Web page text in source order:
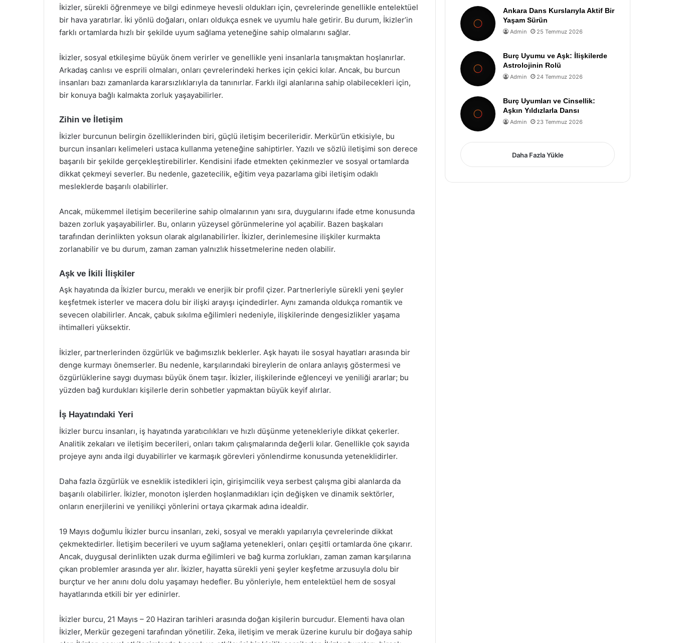
İkizler, sürekli öğrenmeye ve bilgi edinmeye hevesli oldukları için, çevrelerinde genellikle entelektüel
bir hava yaratırlar. İki yönlü doğaları, onları oldukça esnek ve uyumlu hale getirir. Bu durum, İkizler’in
farklı ortamlarda hızlı bir şekilde uyum sağlama yeteneğine sahip olmalarını sağlar.
İkizler, sosyal etkileşime büyük önem verirler ve genellikle yeni insanlarla tanışmaktan hoşlanırlar.
Arkadaş canlısı ve esprili olmaları, onları çevrelerindeki herkes için çekici kılar. Ancak, bu burcun
insanları bazı zamanlarda kararsızlıklarıyla da tanınırlar. Farklı ilgi alanlarına sahip olabilecekleri için,
bir konuya bağlı kalmakta zorluk yaşayabilirler.
Zihin ve İletişim
İkizler burcunun belirgin özelliklerinden biri, güçlü iletişim becerileridir. Merkür’ün etkisiyle, bu
burcun insanları kelimeleri ustaca kullanma yeteneğine sahiptirler. Yazılı ve sözlü iletişimi son derece
başarılı bir şekilde gerçekleştirebilirler. Kendisini ifade etmekten çekinmezler ve sosyal ortamlarda
dikkat çekmeyi severler. Bu nedenle, gazetecilik, eğitim veya pazarlama gibi iletişim odaklı
mesleklerde başarılı olabilirler.
Ancak, mükemmel iletişim becerilerine sahip olmalarının yanı sıra, duygularını ifade etme konusunda
bazen zorluk yaşayabilirler. Bu, onların yüzeysel görünmelerine yol açabilir. Bazen başkaları
tarafından derinlikten yoksun olarak algılanabilirler. İkizler, derinlemesine ilişkiler kurmakta
zorlanabilir ve bu durum, zaman zaman yalnızlık hissetmelerine neden olabilir.
Aşk ve İkili İlişkiler
Aşk hayatında da İkizler burcu, meraklı ve enerjik bir profil çizer. Partnerleriyle sürekli yeni şeyler
keşfetmek isterler ve macera dolu bir ilişki arayışı içindedirler. Aynı zamanda oldukça romantik ve
sevecen olabilirler. Ancak, çabuk sıkılma eğilimleri nedeniyle, ilişkilerinde dengesizlikler yaşama
ihtimalleri yüksektir.
İkizler, partnerlerinden özgürlük ve bağımsızlık beklerler. Aşk hayatı ile sosyal hayatları arasında bir
denge kurmayı önemserler. Bu nedenle, karşılarındaki bireylerin de onlara anlayış göstermesi ve
özgürlüklerine saygı duyması büyük önem taşır. İkizler, ilişkilerinde eğlenceyi ve yeniliği ararlar; bu
yüzden bağ kurdukları kişilerle derin sohbetler yapmaktan büyük keyif alırlar.
İş Hayatındaki Yeri
İkizler burcu insanları, iş hayatında yaratıcılıkları ve hızlı düşünme yetenekleriyle dikkat çekerler.
Analitik zekaları ve iletişim becerileri, onları takım çalışmalarında değerli kılar. Genellikle çok sayıda
projeye aynı anda ilgi duyabilirler ve karmaşık görevleri yönlendirme konusunda yeteneklidirler.
Daha fazla özgürlük ve esneklik istedikleri için, girişimcilik veya serbest çalışma gibi alanlarda da
başarılı olabilirler. İkizler, monoton işlerden hoşlanmadıkları için değişken ve dinamik sektörler,
onların enerjilerini ve yenilikçi yönlerini ortaya çıkarmak adına idealdir.
19 Mayıs doğumlu İkizler burcu insanları, zeki, sosyal ve meraklı yapılarıyla çevrelerinde dikkat
çekmektedirler. İletişim becerileri ve uyum sağlama yetenekleri, onları çeşitli ortamlarda öne çıkarır.
Ancak, duygusal derinlikten uzak durma eğilimleri ve bağ kurma zorlukları, zaman zaman karşılarına
çıkan problemler arasında yer alır. İkizler, hayatta sürekli yeni şeyler keşfetme arzusuyla dolu bir
burçtur ve her anını dolu dolu yaşamayı hedefler. Bu yönleriyle, hem entelektüel hem de sosyal
hayatlarında etkili bir yer edinirler.
İkizler burcu, 21 Mayıs – 20 Haziran tarihleri arasında doğan kişilerin burcudur. Elementi hava olan
İkizler, Merkür gezegeni tarafından yönetilir. Zeka, iletişim ve merak üzerine kurulu bir doğaya sahip
Ankara Dans Kurslarıyla Aktif Bir
Yaşam Sürün
Admin 25 Temmuz 2026
Burç Uyumu ve Aşk: İlişkilerde
Astrolojinin Rolü
Admin 24 Temmuz 2026
Burç Uyumları ve Cinsellik:
Aşkın Yıldızlarla Dansı
Admin 23 Temmuz 2026
Daha Fazla Yükle